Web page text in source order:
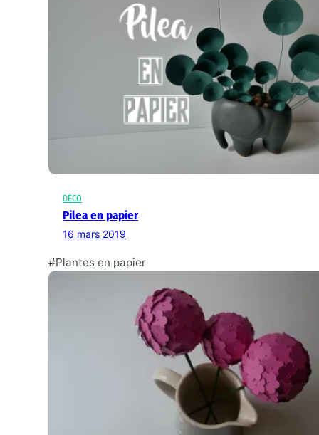
DÉCO
Pilea en papier
16 mars 2019
#Plantes en papier